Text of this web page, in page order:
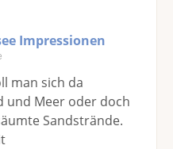
Impressionen
man sich da
und Meer oder doch
Sandstrände.